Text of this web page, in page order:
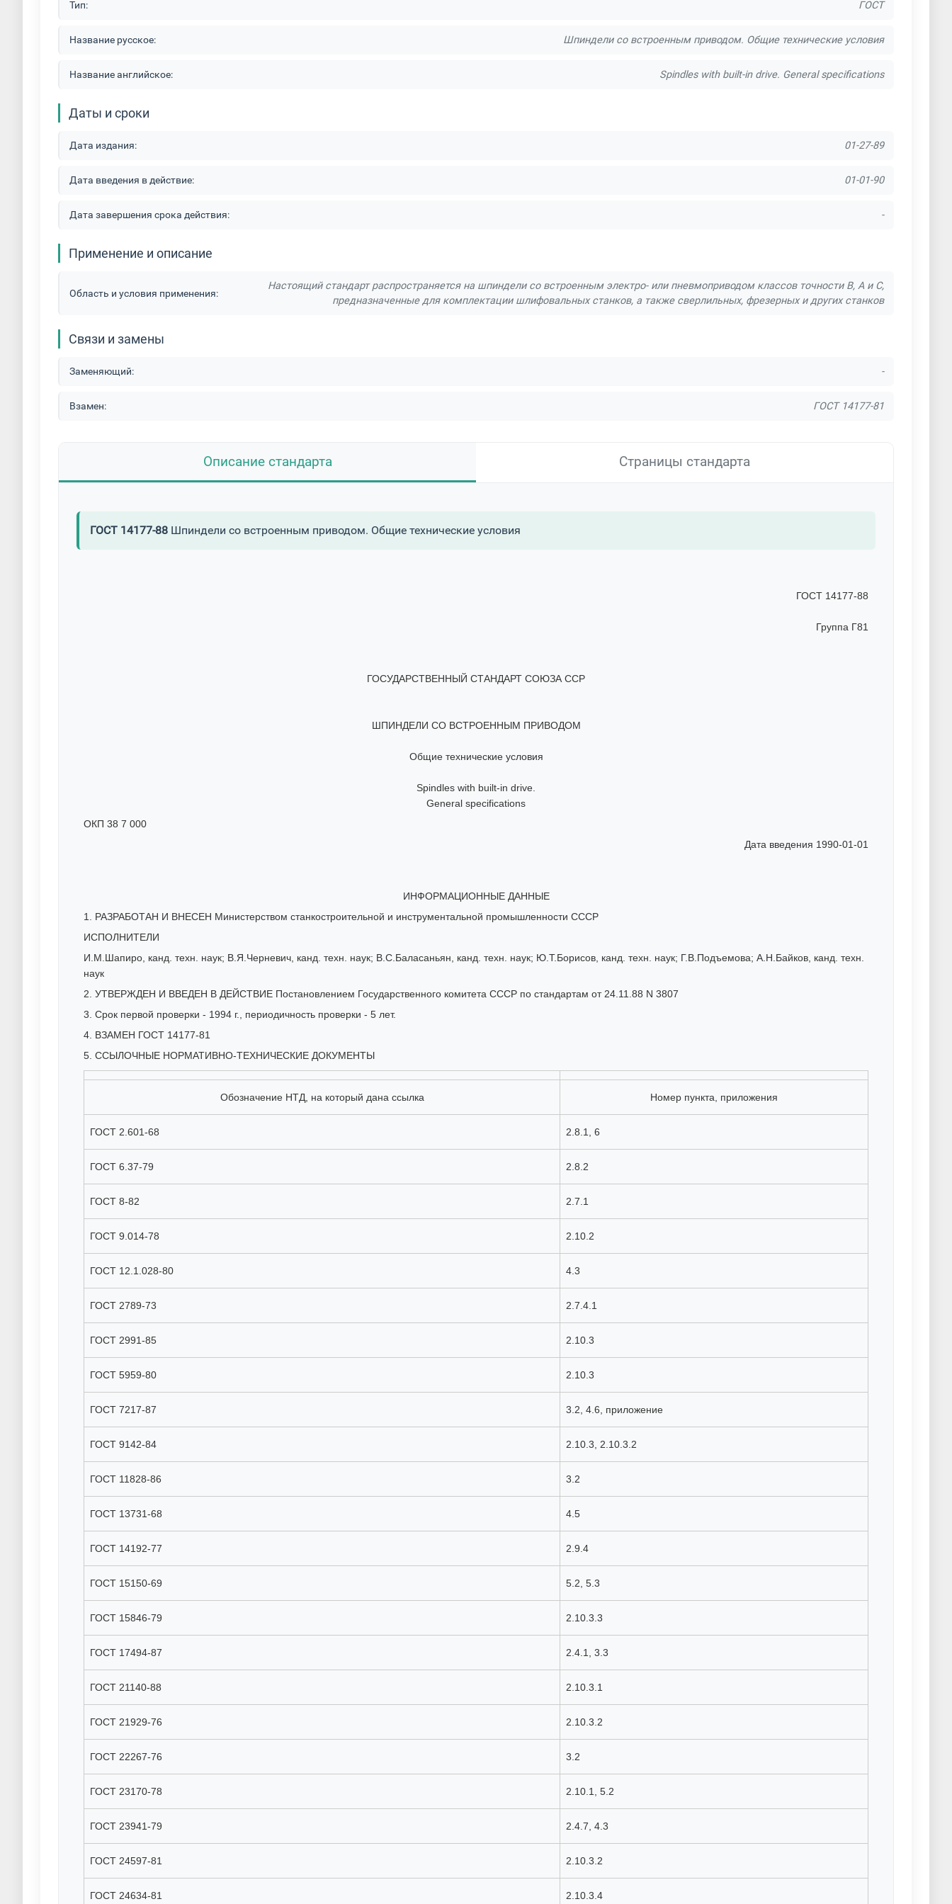
Тип: ГОСТ
Название русское: Шпиндели со встроенным приводом. Общие технические условия
Название английское: Spindles with built-in drive. General specifications
Даты и сроки
Дата издания: 01-27-89
Дата введения в действие: 01-01-90
Дата завершения срока действия: -
Применение и описание
Область и условия применения:
Настоящий стандарт распространяется на шпиндели со встроенным электро- или пневмоприводом классов точности В, А и С,
предназначенные для комплектации шлифовальных станков, а также сверлильных, фрезерных и других станков
Связи и замены
Заменяющий: -
Взамен: ГОСТ 14177-81
Описание стандарта Страницы стандарта
ГОСТ 14177-88 Шпиндели со встроенным приводом. Общие технические условия